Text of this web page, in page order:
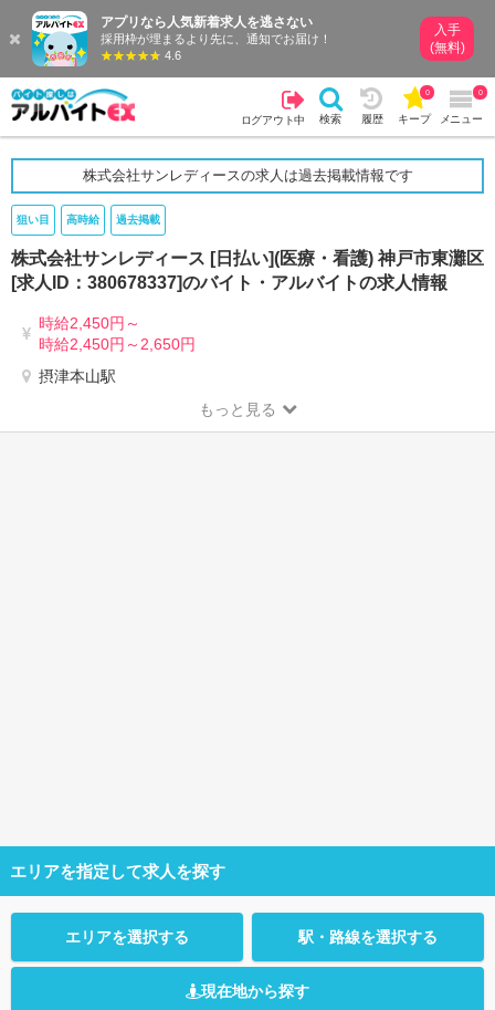
アプリなら人気新着求人を逃さない
採用枠が埋まるより先に、通知でお届け！
4.6
入手
(無料)
ログアウト中 検索 履歴 キープ
0
メニュー
0
株式会社サンレディースの求人は過去掲載情報です
狙い目 高時給 過去掲載
株式会社サンレディース [日払い](医療・看護) 神戸市東灘区
[求人ID：380678337]のバイト・アルバイトの求人情報
時給2,450円～
時給2,450円～2,650円
摂津本山駅
もっと見る
エリアを指定して求人を探す
エリアを選択する 駅・路線を選択する
現在地から探す